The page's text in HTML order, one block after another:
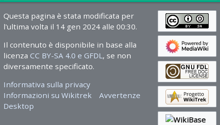
Questa pagina è stata modificata per
l'ultima volta il 14 gen 2024 alle 00:30.
Il contenuto è disponibile in base alla
licenza CC BY-SA 4.0 e GFDL , se non
diversamente specificato.
Informativa sulla privacy
Informazioni su Wikitrek
Avvertenze
Desktop